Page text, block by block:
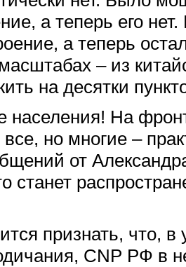
а теперь его
а теперь
– из
на десятки
населения! На
все, но многие –
от
станет
признать, что,
CNP РФ в